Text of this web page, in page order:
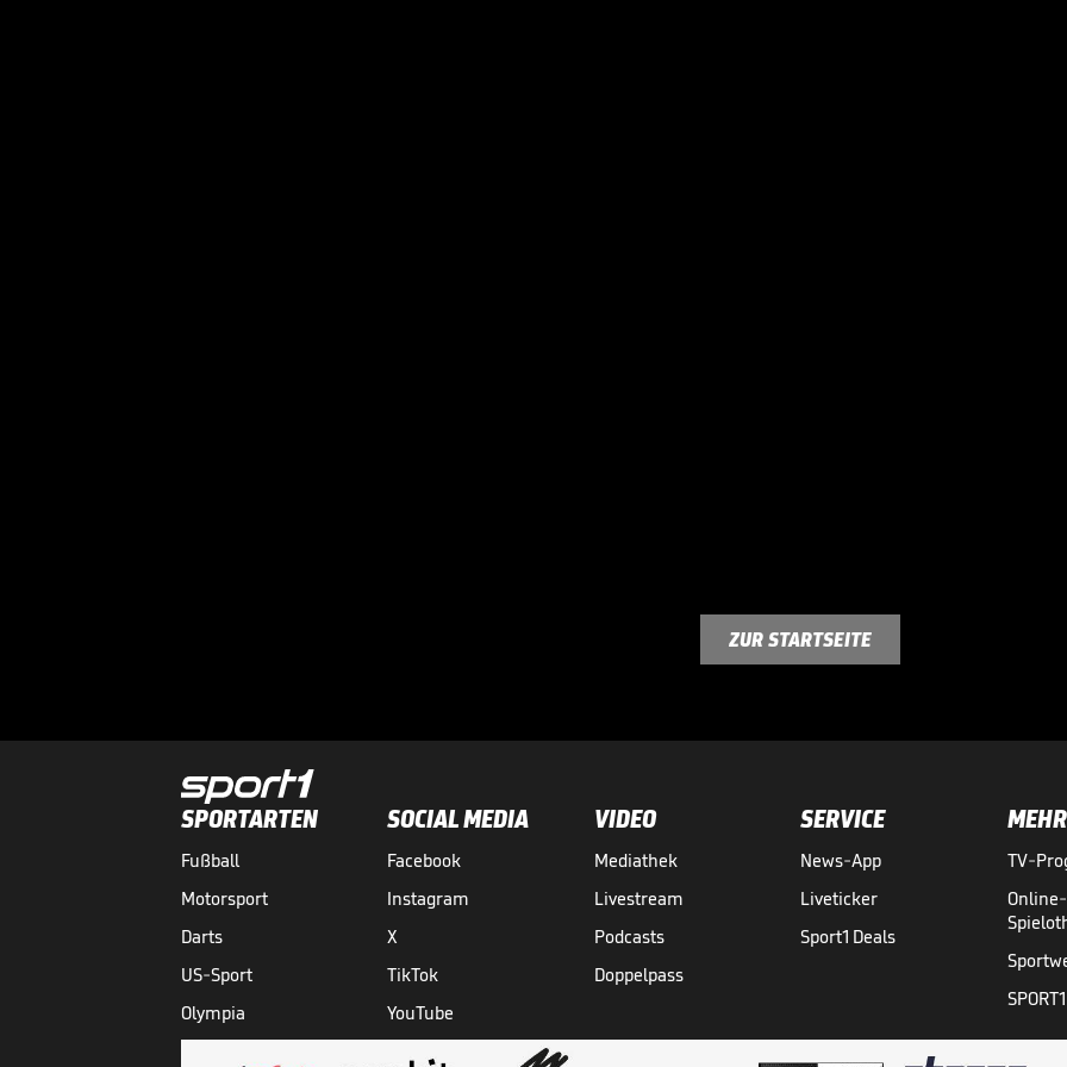
ZUR STARTSEITE
SPORTARTEN
Fußball
Motorsport
Darts
US-Sport
Olympia
SOCIAL MEDIA
Facebook
Instagram
X
TikTok
YouTube
VIDEO
Mediathek
Livestream
Podcasts
Doppelpass
SERVICE
News-App
Liveticker
Sport1 Deals
MEHR
TV-